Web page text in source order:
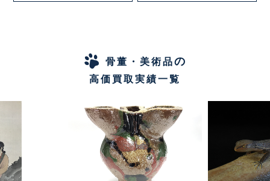
骨董・美術品の
高価買取実績一覧